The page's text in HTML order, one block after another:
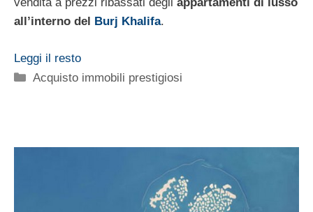
all’interno del Burj Khalifa.
Leggi il resto
Categorie
Acquisto immobili prestigiosi